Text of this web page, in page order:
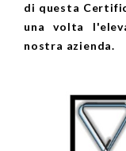
di questa
una volta
nostra azienda.